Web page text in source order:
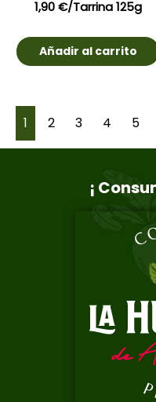
1,90€/Tarrina 125g
Añadir al carrito
1 2 3 4 5
¡